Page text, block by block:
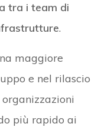
tra i team di
.
maggiore
e nel rilascio
più rapido ai